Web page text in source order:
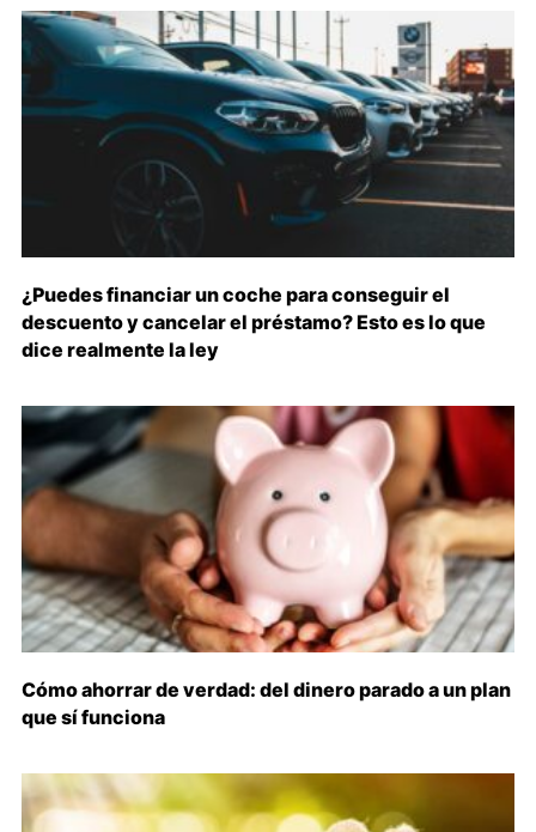
¿Puedes financiar un coche para conseguir el
descuento y cancelar el préstamo? Esto es lo que
dice realmente la ley
Cómo ahorrar de verdad: del dinero parado a un plan
que sí funciona